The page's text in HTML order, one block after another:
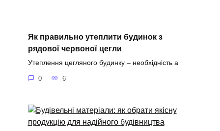
Як правильно утеплити будинок з
рядової червоної цегли
Утеплення цегляного будинку – необхідність а
0 6